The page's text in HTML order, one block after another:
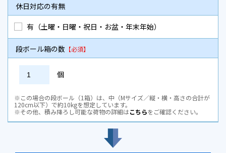
休日対応の有無
有（土曜・日曜・祝日・お盆・年末年始）
段ボール箱の数 【必須】
個
※この場合の段ボール（1箱）は、中（Mサイズ／縦・横・高さの合計が
120cm以下）で約10kgを想定しています。
※その他、積み降ろし可能な荷物の詳細はこちらをご確認ください。